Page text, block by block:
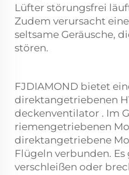
Lüfter störungsfrei
Zudem verursacht
seltsame Geräusche,
stören.
FJDIAMOND bietet
direktangetriebenen
deckenventilator . Im
riemengetriebenen
direktangetriebene
Flügeln verbunden.
verschleißen oder